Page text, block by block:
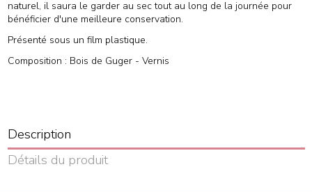
naturel, il saura le garder au sec tout au long de la journée pour
bénéficier d'une meilleure conservation.
Présenté sous un film plastique.
Composition : Bois de Guger - Vernis
Description
Détails du produit